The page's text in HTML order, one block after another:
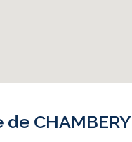
de CHAMBERY